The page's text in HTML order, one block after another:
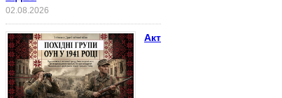
02.08.2026
Акт